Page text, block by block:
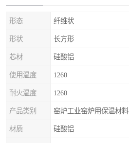
形态 纤维状
形状 长方形
芯材 硅酸铝
使用温度 1260
耐火温度 1260
产品类别 窑炉工业窑炉用保温材料
材质 硅酸铝